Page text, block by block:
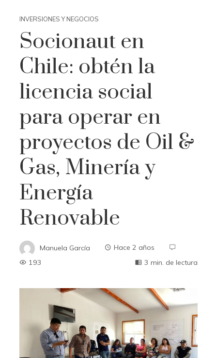
INVERSIONES Y NEGOCIOS
Socionaut en
Chile: obtén la
licencia social
para operar en
proyectos de Oil &
Gas, Minería y
Energía
Renovable
Manuela García
Hace 2 años
193
3 min. de lectura